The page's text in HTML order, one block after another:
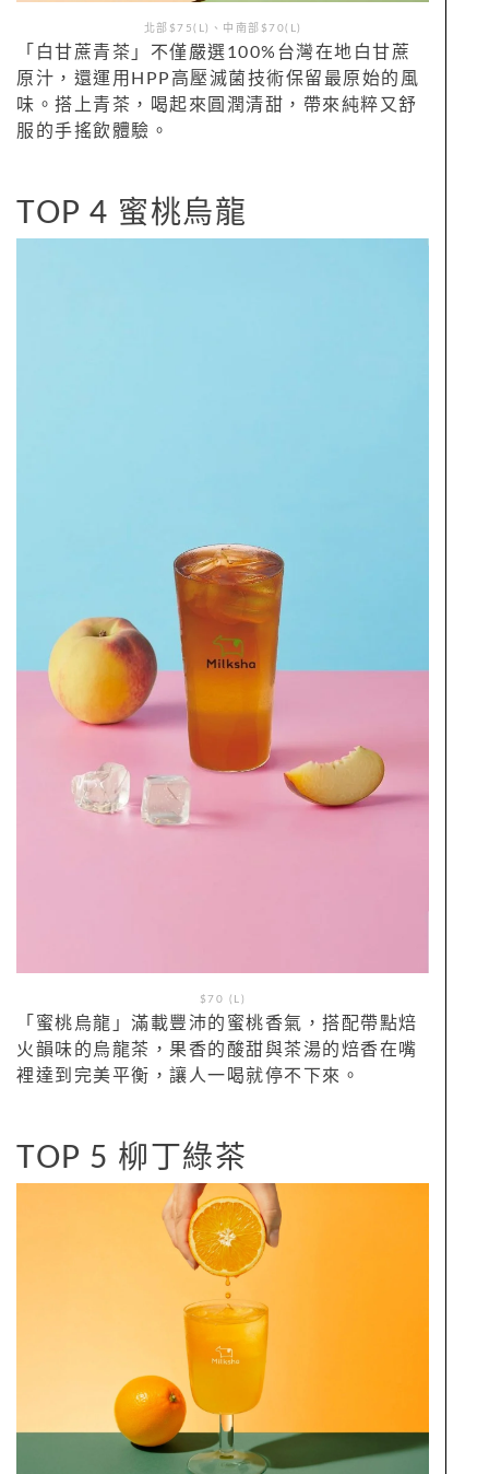
北部$75(L)、中南部$70(L)
「白甘蔗青茶」不僅嚴選100%台灣在地白甘蔗
原汁，還運用HPP高壓滅菌技術保留最原始的風
味。搭上青茶，喝起來圓潤清甜，帶來純粹又舒
服的手搖飲體驗。
TOP 4 蜜桃烏龍
$70 (L)
「蜜桃烏龍」滿載豐沛的蜜桃香氣，搭配帶點焙
火韻味的烏龍茶，果香的酸甜與茶湯的焙香在嘴
裡達到完美平衡，讓人一喝就停不下來。
TOP 5 柳丁綠茶